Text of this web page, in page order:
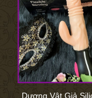
Dương Vật Giả